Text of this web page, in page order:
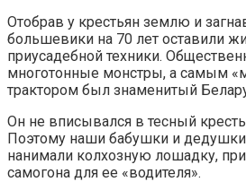
Отобрав у крестьян землю и
большевики на 70 лет оставили
приусадебной техники.
многотонные монстры, а самым
трактором был знаменитый
Он не вписывался в тесный
Поэтому наши бабушки и
нанимали колхозную лошадку,
самогона для ее «водителя».